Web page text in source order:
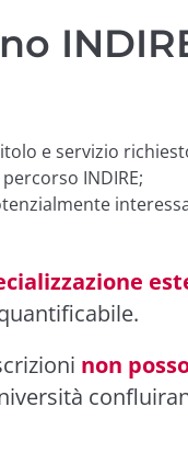
e servizio
INDIRE;
non